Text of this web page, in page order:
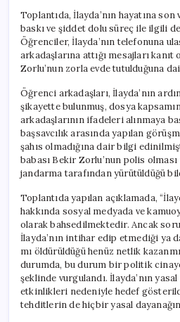
Toplantıda, İlayda’nın hayatına son
baskı ve şiddet dolu süreç ile ilgili
Öğrenciler, İlayda’nın telefonuna
arkadaşlarına attığı mesajları
Zorlu’nun zorla evde tutulduğuna
Öğrenci arkadaşları, İlayda’nın
şikayette bulunmuş, dosya
arkadaşlarının ifadeleri alınmaya
başsavcılık arasında yapılan
şahıs olmadığına dair bilgi
babası Bekir Zorlu’nun polis
jandarma tarafından yürütüldüğü
Toplantıda yapılan açıklamada,
hakkında sosyal medyada ve
olarak bahsedilmektedir. Ancak
İlayda’nın intihar edip etmediği ya
mı öldürüldüğü henüz netlik
durumda, bu durum bir politik
şeklinde vurgulandı. İlayda’nın
etkinlikleri nedeniyle hedef
tehditlerin de hiçbir yasal